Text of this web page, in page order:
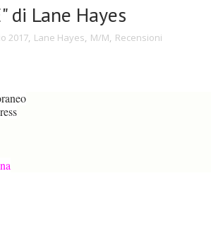
di Lane Hayes
2017, Lane Hayes, M/M, Recensioni